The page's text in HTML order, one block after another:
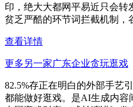
印，绝大大都网平易近只会转
贫乏严酷的环节词拦截机制，
查看详情
更多另一家广东企业贪玩逛戏
82.5%存正在明白的外部手艺
都能做好逛戏。是AI生成内容